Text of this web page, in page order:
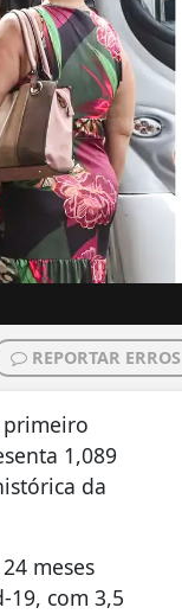
REPORTAR ERROS
primeiro
1,089
da
meses
19, com 3,5